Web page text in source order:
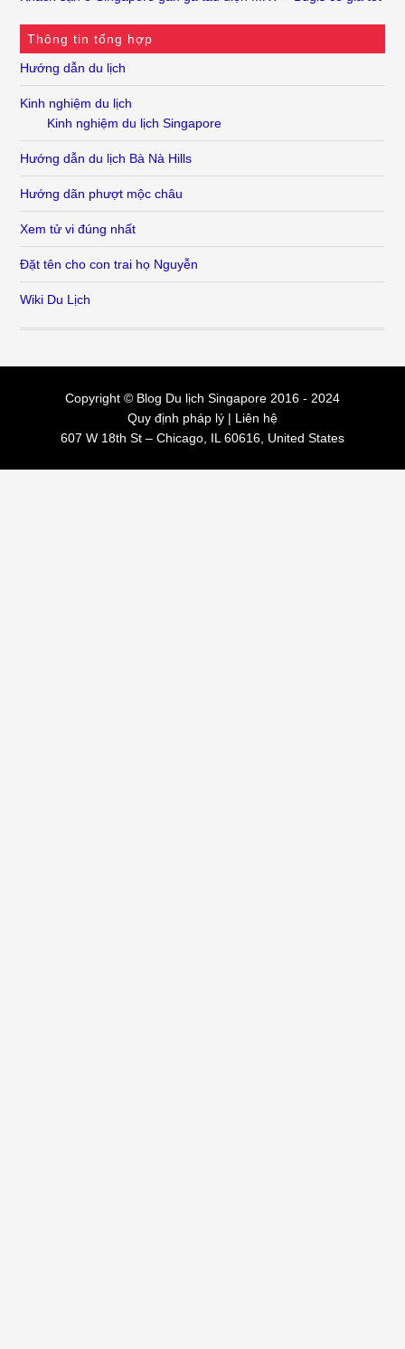
Thông tin tổng hợp
Hướng dẫn du lịch
Kinh nghiệm du lịch
Kinh nghiệm du lịch Singapore
Hướng dẫn du lịch Bà Nà Hills
Hướng dãn phượt mộc châu
Xem tử vi đúng nhất
Đặt tên cho con trai họ Nguyễn
Wiki Du Lịch
Copyright © Blog Du lịch Singapore 2016 - 2024
Quy định pháp lý | Liên hệ
607 W 18th St – Chicago, IL 60616, United States